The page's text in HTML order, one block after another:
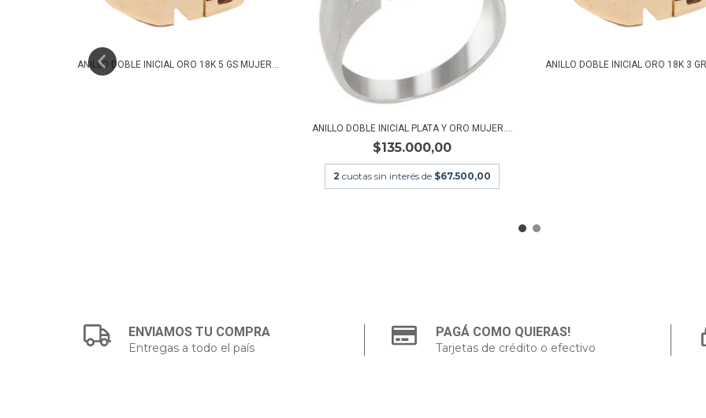
ANILLO DOBLE INICIAL ORO 18K 5 GS MUJER...
ANILLO DOBLE INICIAL PLATA Y ORO MUJER....
$135.000,00
2 cuotas sin interés de $67.500,00
ANILLO DOBLE INICIAL ORO 18K 3
ENVIAMOS TU COMPRA
Entregas a todo el país
PAGÁ COMO QUIERAS!
Tarjetas de crédito o efectivo